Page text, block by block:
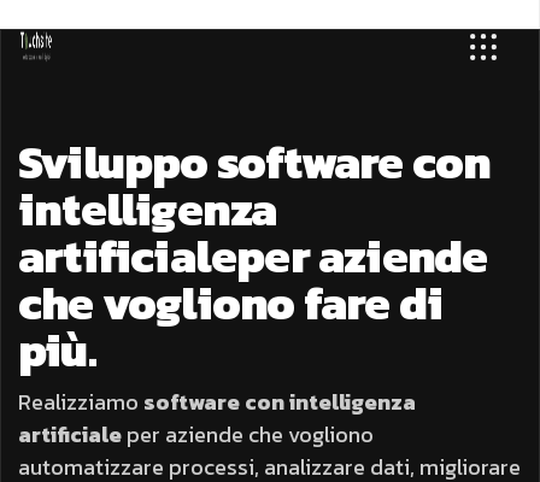
Sviluppo software con
intelligenza
artificialeper aziende
che vogliono fare di
più.
Realizziamo software con intelligenza
artificialeper aziende che vogliono
automatizzare processi, analizzare dati, migliorare